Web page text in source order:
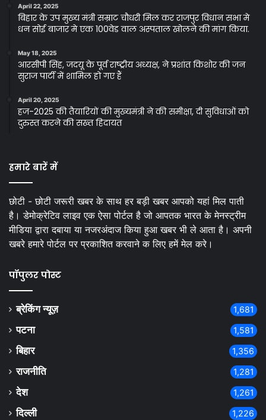
April 22, 2025
बिहार के उप मुख्य मंत्री सम्राट चौधरी मिल कर राजपुर विधान सभा मे
धन सोई बाजार मे एक 100वेड वाल अस्पताल खोलने की मांग किया.
May 18, 2025
आरसीपी सिंह, जदयू के पूर्व राष्ट्रीय अध्यक्ष, ने प्रशांत किशोर की जन
सुराज पार्टी में शामिल हो गए हैं
April 20, 2025
हज-2025 की तैयारियों की मुख्यमंत्री ने की समीक्षा, दी सुविधाओं को
दुरुस्त करने की सख्त हिदायत
हमारे बारें में
छोटी - छोटी जरूरी खबर के साथ हर बड़ी खबर आपको यहां मिल पाती
है। डेमोक्रेटिव लाइव एक ऐसा पोर्टल है जो आपतक भारत के मेनस्ट्रीम
मीडिया द्वारा दबाया या नजरअंदाज किया हुआ खबर भी ले आता है। अपनी
खबरे हमारे पोर्टल पर प्रकाशित करवाने क लिए हमें मेल करे।
पॉपुलर पोस्ट
ब्रेकिंग न्यूज़ 1,681
पटना 1,581
बिहार 1,356
राजनीति 1,281
देश 1,261
दिल्ली 1,226